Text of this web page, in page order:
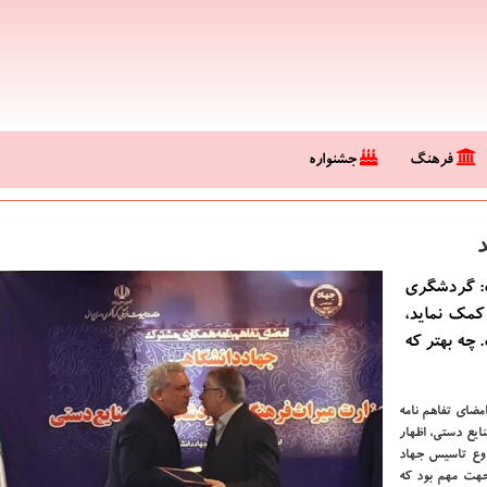
فرهنگ جشنواره
گردشگری
نماید،
چه بهتر كه
تفاهم نامه
دستی، اظهار
تاسیس جهاد
مهم بود كه